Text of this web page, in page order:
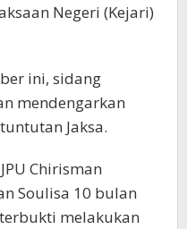
Negeri (Kejari)
ini, sidang
mendengarkan
Jaksa.
Chirisman
Soulisa 10 bulan
melakukan